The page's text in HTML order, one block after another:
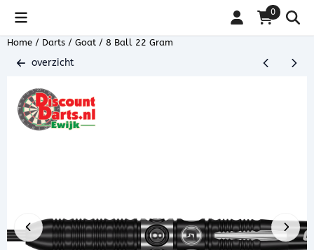
Cookievoorkeuren zijn beschikbaar. Kies instellingen of sta alle
0
Home / Darts / Goat / 8 Ball 22 Gram
overzicht